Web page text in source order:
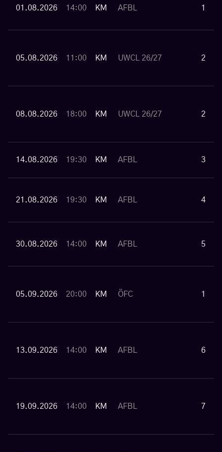
01.08.2026 14:00 KM AFBL 1
05.08.2026 11:00 KM UWCL 26/27 2
08.08.2026 18:00 KM UWCL 26/27 2
14.08.2026 19:30 KM AFBL 3
21.08.2026 19:30 KM AFBL 4
30.08.2026 14:00 KM AFBL 5
05.09.2026 20:00 KM ÖFC 1
13.09.2026 14:00 KM AFBL 6
19.09.2026 14:00 KM AFBL 7